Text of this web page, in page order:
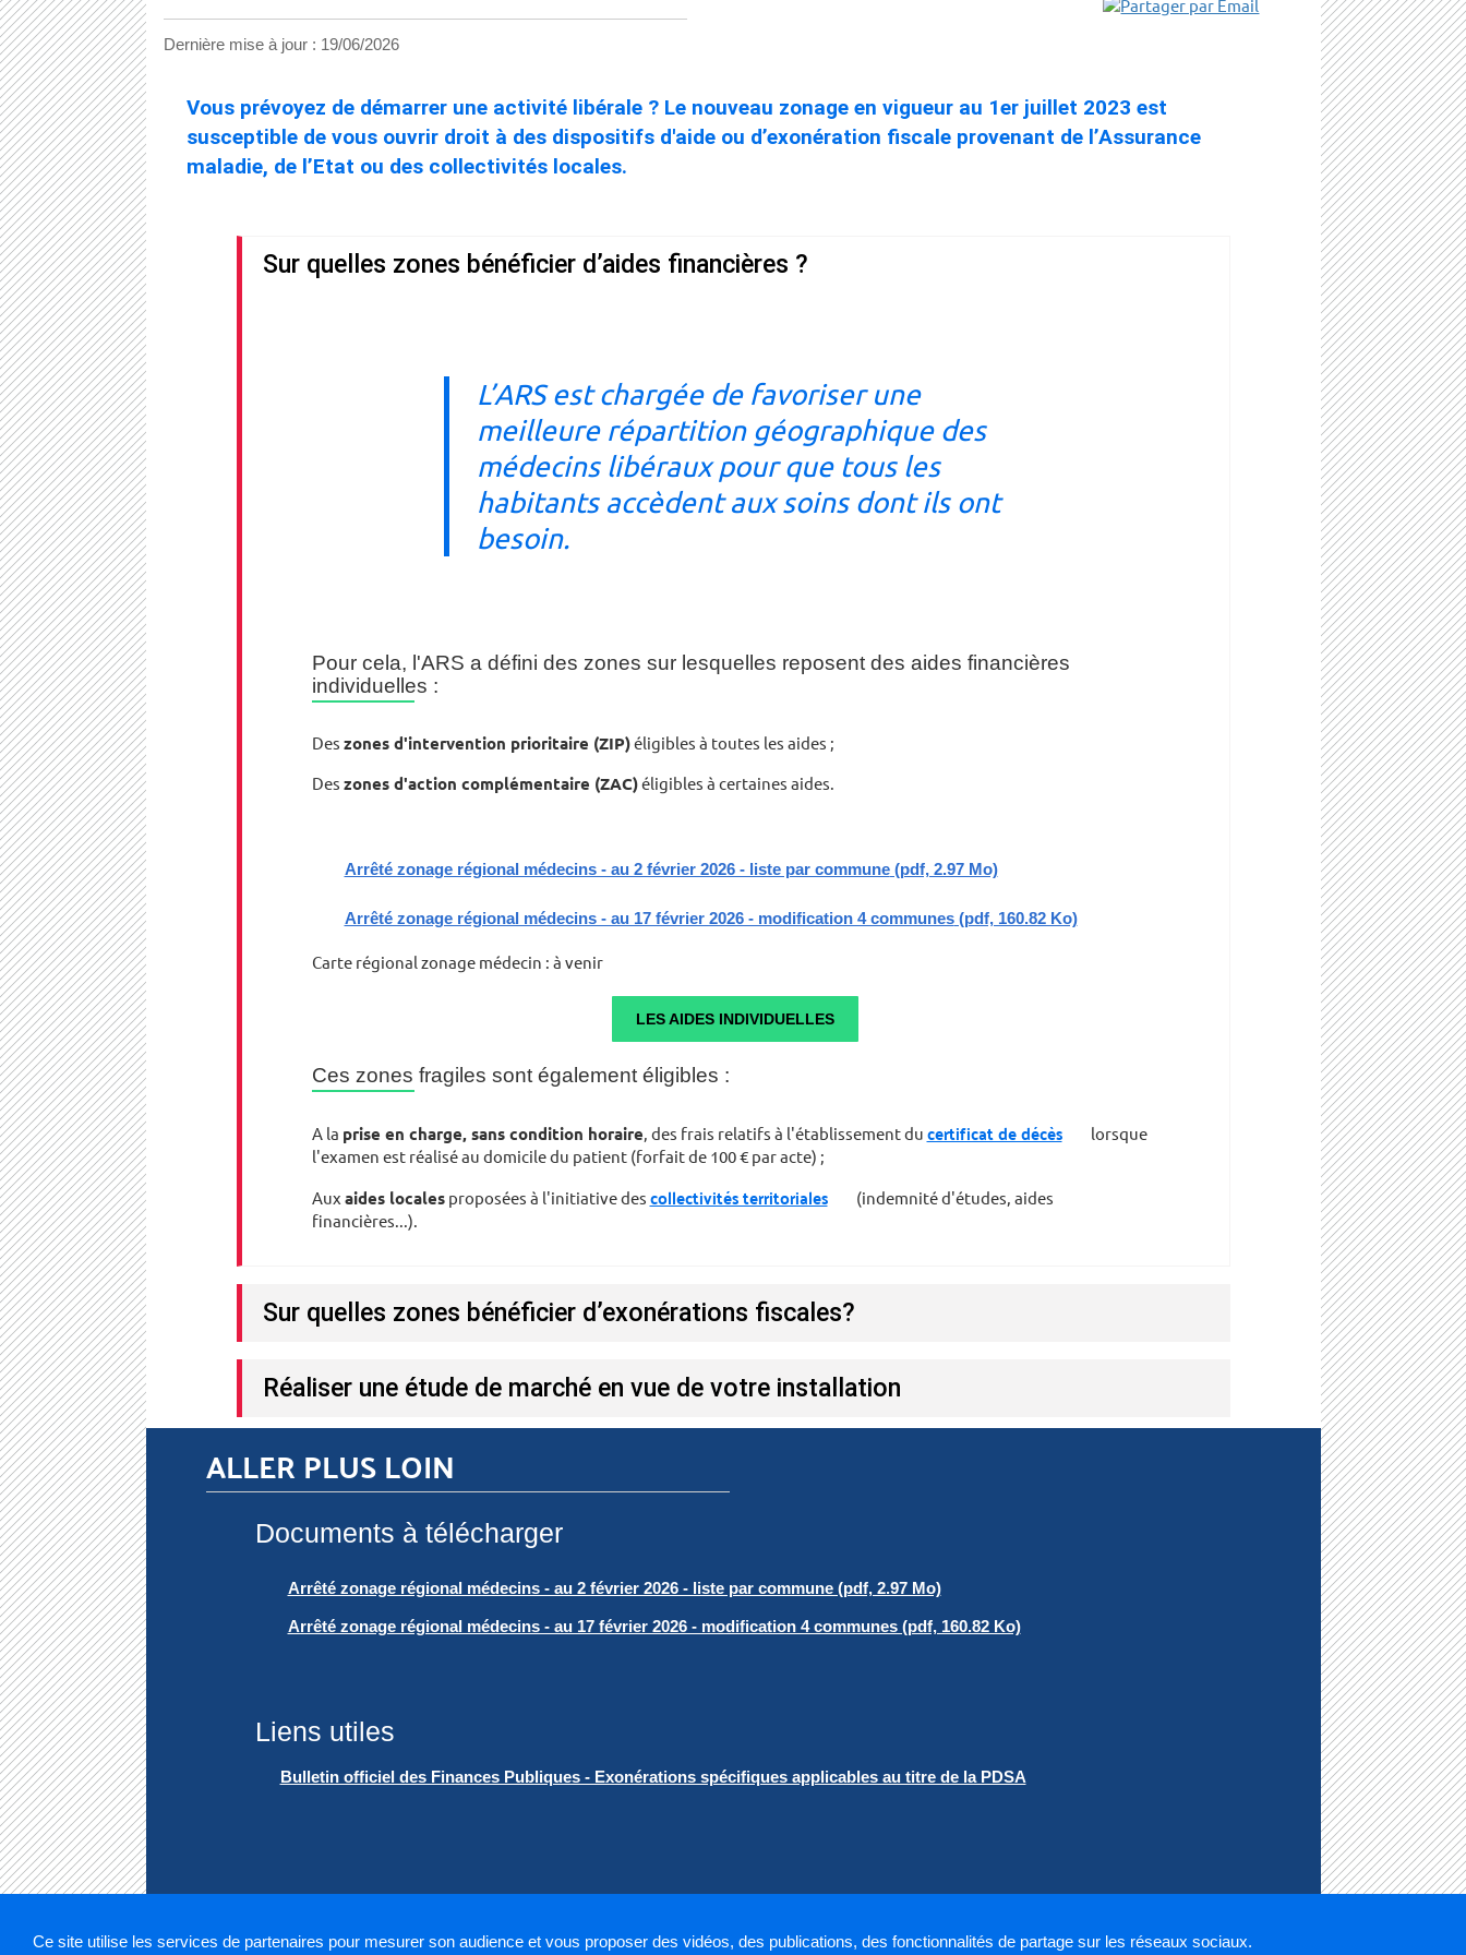
Ce site utilise les services de partenaires pour mesurer son audience et vous proposer des vidéos, des publications, des fonctionnalités de partage sur les réseaux sociaux.
Dernière mise à jour : 19/06/2026
Vous prévoyez de démarrer une activité libérale ? Le nouveau zonage en vigueur au 1er juillet 2023 est
susceptible de vous ouvrir droit à des dispositifs d'aide ou d’exonération fiscale provenant de l’Assurance
maladie, de l’Etat ou des collectivités locales.
Sur quelles zones bénéficier d’aides financières ?
L’ARS est chargée de favoriser une
meilleure répartition géographique des
médecins libéraux pour que tous les
habitants accèdent aux soins dont ils ont
besoin.
Pour cela, l'ARS a défini des zones sur lesquelles reposent des aides financières
individuelles :
Des zones d'intervention prioritaire (ZIP)éligibles à toutes les aides ;
Des zones d'action complémentaire (ZAC)éligibles à certaines aides.
Arrêté zonage régional médecins - au 2 février 2026 - liste par commune(pdf, 2.97 Mo)
Arrêté zonage régional médecins - au 17 février 2026 - modification 4 communes(pdf, 160.82 Ko)
Carte régional zonage médecin : à venir
LES AIDES INDIVIDUELLES
Ces zones fragiles sont également éligibles :
A la prise en charge, sans condition horaire, des frais relatifs à l'établissement du certificat de décès
lorsque
l'examen est réalisé au domicile du patient (forfait de 100 € par acte) ;
Aux aides localesproposées à l'initiative des collectivités territoriales
(indemnité d'études, aides
financières...).
Sur quelles zones bénéficier d’exonérations fiscales?
Réaliser une étude de marché en vue de votre installation
ALLER PLUS LOIN
Documents à télécharger
Arrêté zonage régional médecins - au 2 février 2026 - liste par commune (pdf, 2.97 Mo)
Arrêté zonage régional médecins - au 17 février 2026 - modification 4 communes (pdf, 160.82 Ko)
Liens utiles
Bulletin officiel des Finances Publiques - Exonérations spécifiques applicables au titre de la PDSA